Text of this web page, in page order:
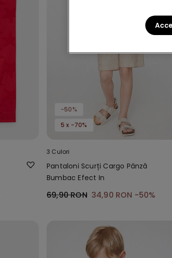
-50%
5 x -70%
3 Culori
Pantaloni Scurți Cargo Pânză
Bumbac Efect In
69,90 RON 34,90 RON -50%